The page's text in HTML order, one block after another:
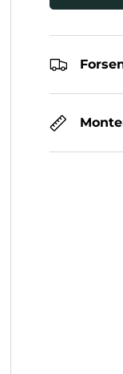
gallerivisning
billede 7 i
Indlæs